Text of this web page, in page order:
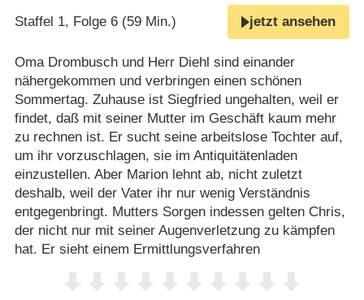
Staffel 1, Folge 6 (59 Min.) jetzt ansehen
Oma Drombusch und Herr Diehl sind einander
nähergekommen und verbringen einen schönen
Sommertag. Zuhause ist Siegfried ungehalten, weil er
findet, daß mit seiner Mutter im Geschäft kaum mehr
zu rechnen ist. Er sucht seine arbeitslose Tochter auf,
um ihr vorzuschlagen, sie im Antiquitätenladen
einzustellen. Aber Marion lehnt ab, nicht zuletzt
deshalb, weil der Vater ihr nur wenig Verständnis
entgegenbringt. Mutters Sorgen indessen gelten Chris,
der nicht nur mit seiner Augenverletzung zu kämpfen
hat. Er sieht einem Ermittlungsverfahren